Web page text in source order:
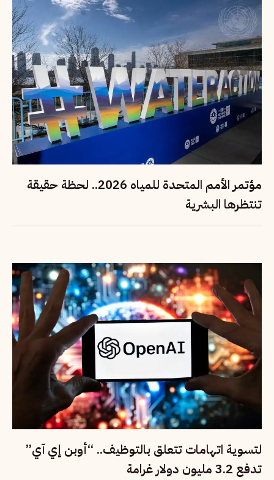
مؤتمر الأمم المتحدة للمياه 2026.. لحظة حقيقة
تنتظرها البشرية
لتسوية اتهامات تتعلق بالتوظيف.. “أوبن إي آي”
تدفع 3.2 مليون دولار غرامة